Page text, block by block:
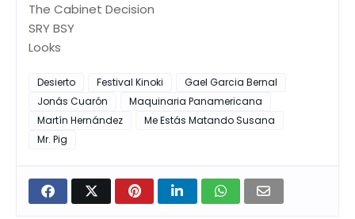
The Cabinet Decision
SRY BSY
Looks
Desierto Festival Kinoki
Gael Garcia Bernal
Jonás Cuarón
Maquinaria Panamericana
Martín Hernández
Me Estás Matando Susana
Mr. Pig